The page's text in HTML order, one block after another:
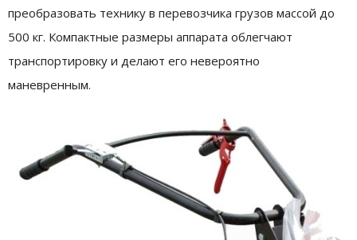
преобразовать технику в перевозчика грузов массой до
500 кг. Компактные размеры аппарата облегчают
транспортировку и делают его невероятно
маневренным.